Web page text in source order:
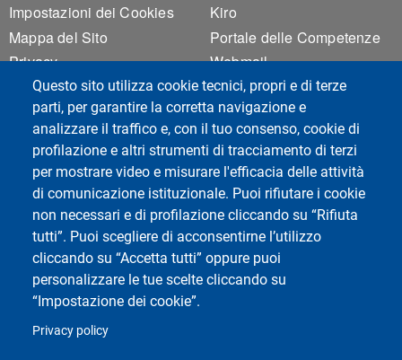
Questo sito utilizza cookie tecnici, propri e di terze
parti, per garantire la corretta navigazione e
analizzare il traffico e, con il tuo consenso, cookie di
profilazione e altri strumenti di tracciamento di terzi
per mostrare video e misurare l'efficacia delle attività
di comunicazione istituzionale. Puoi rifiutare i cookie
non necessari e di profilazione cliccando su “Rifiuta
tutti”. Puoi scegliere di acconsentirne l’utilizzo
cliccando su “Accetta tutti” oppure puoi
personalizzare le tue scelte cliccando su
“Impostazione dei cookie”.
Privacy policy
Impostazioni dei Cookies
Mappa del Sito
Privacy
Kiro
Portale delle Competenze
Webmail
Dipartimento di Fisica
Università degli Studi di Pavia
Via Bassi, 6 - 27100 Pavia - Italy
Social di Ateneo